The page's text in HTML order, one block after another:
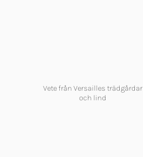
Vete från Versailles trädgårdar
och lind